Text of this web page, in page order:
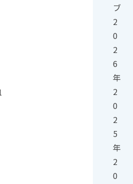
ブ
2
0
2
6
年
2
0
2
5
年
2
0